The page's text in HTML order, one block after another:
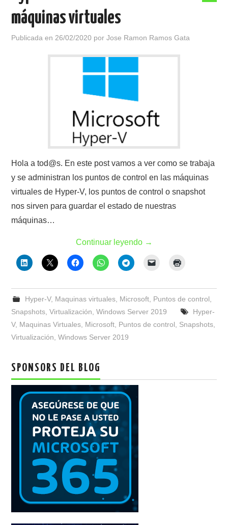
máquinas virtuales
Publicada en 26/02/2020 porJose Ramon Ramos Gata
Hola a tod@s. En este post vamos a ver como se trabaja
y se administran los puntos de control en las máquinas
virtuales de Hyper-V, los puntos de control o snapshot
nos sirven para guardar el estado de nuestras
máquinas…
Continuar leyendo →
Hyper-V, Maquinas virtuales, Microsoft, Puntos de control
Snapshots ,Virtualización ,Windows Server 2019
Hyper-
V, Maquinas Virtuales Microsoft Puntos de control Snapshots
Virtualización ,Windows Server 2019
SPONSORS DEL BLOG